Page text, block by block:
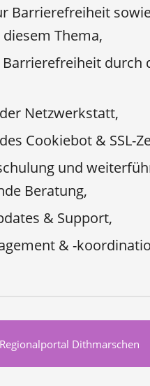
Barrierefreiheit
Thema,
durch
Netzwerkstatt,
Cookiebot & SSL-
und
Beratung,
& Support,
& -
Dithmarschen